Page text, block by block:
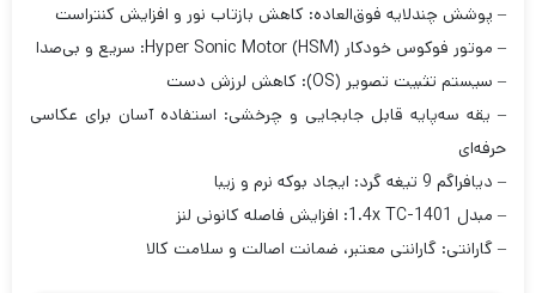
– پوشش چندلایه فوق‌العاده: کاهش بازتاب نور و افزایش کنتراست
– موتور فوکوس خودکار Hyper Sonic Motor (HSM): سریع و بی‌صدا
– سیستم تثبیت تصویر (OS): کاهش لرزش دست
– یقه سه‌پایه قابل جابجایی و چرخشی: استفاده آسان برای عکاسی
حرفه‌ای
– دیافراگم 9 تیغه گرد: ایجاد بوکه نرم و زیبا
– مبدل 1.4x TC-1401: افزایش فاصله کانونی لنز
– گارانتی: گارانتی معتبر، ضمانت اصالت و سلامت کالا